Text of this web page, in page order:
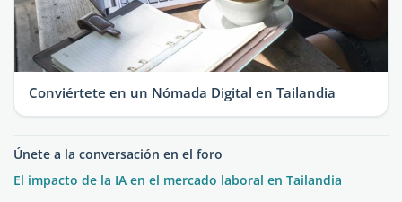
Conviértete en un Nómada Digital en Tailandia
Únete a la conversación en el foro
El impacto de la IA en el mercado laboral en Tailandia